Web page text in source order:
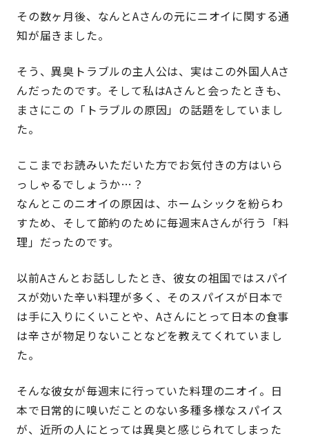
その数ヶ月後、なんとAさんの元にニオイに関する通
知が届きました。
そう、異臭トラブルの主人公は、実はこの外国人Aさ
んだったのです。そして私はAさんと会ったときも、
まさにこの「トラブルの原因」の話題をしていまし
た。
ここまでお読みいただいた方でお気付きの方はいら
っしゃるでしょうか…？
なんとこのニオイの原因は、ホームシックを紛らわ
すため、そして節約のために毎週末Aさんが行う「料
理」だったのです。
以前Aさんとお話ししたとき、彼女の祖国ではスパイ
スが効いた辛い料理が多く、そのスパイスが日本で
は手に入りにくいことや、Aさんにとって日本の食事
は辛さが物足りないことなどを教えてくれていまし
た。
そんな彼女が毎週末に行っていた料理のニオイ。日
本で日常的に嗅いだことのない多種多様なスパイス
が、近所の人にとっては異臭と感じられてしまった